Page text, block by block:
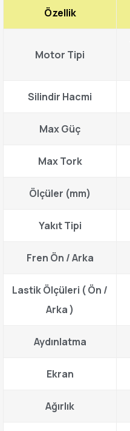
Özellik
Motor Tipi
Silindir Hacmi
Max Güç
Max Tork
Ölçüler (mm)
Yakıt Tipi
Fren Ön / Arka
Lastik Ölçüleri ( Ön /
Arka )
Aydınlatma
Ekran
Ağırlık